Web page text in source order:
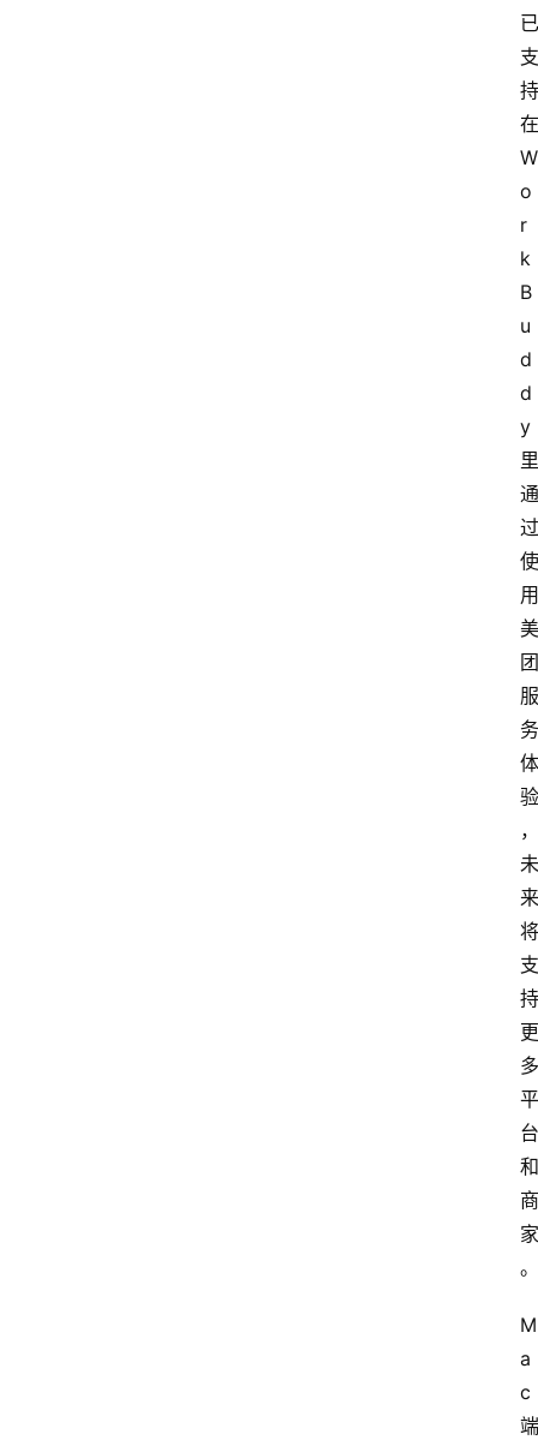
已
支
持
在
W
o
r
k
B
u
d
d
y
里
通
过
使
用
美
团
服
务
体
验
，
未
来
将
支
持
更
多
平
台
和
商
家
。
M
a
c
端